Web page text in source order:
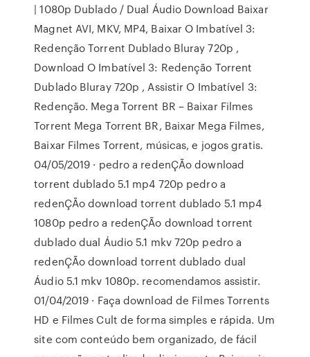
| 1080p Dublado / Dual Áudio Download Baixar
Magnet AVI, MKV, MP4, Baixar O Imbatível 3:
Redenção Torrent Dublado Bluray 720p ,
Download O Imbatível 3: Redenção Torrent
Dublado Bluray 720p , Assistir O Imbatível 3:
Redenção. Mega Torrent BR – Baixar Filmes
Torrent Mega Torrent BR, Baixar Mega Filmes,
Baixar Filmes Torrent, músicas, e jogos gratis.
04/05/2019 · pedro a redenÇÃo download
torrent dublado 5.1 mp4 720p pedro a
redenÇÃo download torrent dublado 5.1 mp4
1080p pedro a redenÇÃo download torrent
dublado dual Áudio 5.1 mkv 720p pedro a
redenÇÃo download torrent dublado dual
Áudio 5.1 mkv 1080p. recomendamos assistir.
01/04/2019 · Faça download de Filmes Torrents
HD e Filmes Cult de forma simples e rápida. Um
site com conteúdo bem organizado, de fácil